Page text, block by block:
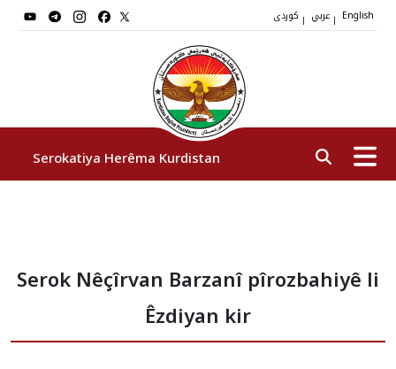
| | English
Serokatiya Herêma Kurdistan
Cîgirên Serok
Stafê Serokatiyê
Serok Nêçîrvan Barzanî pîrozbahiyê li
Êzdiyan kir